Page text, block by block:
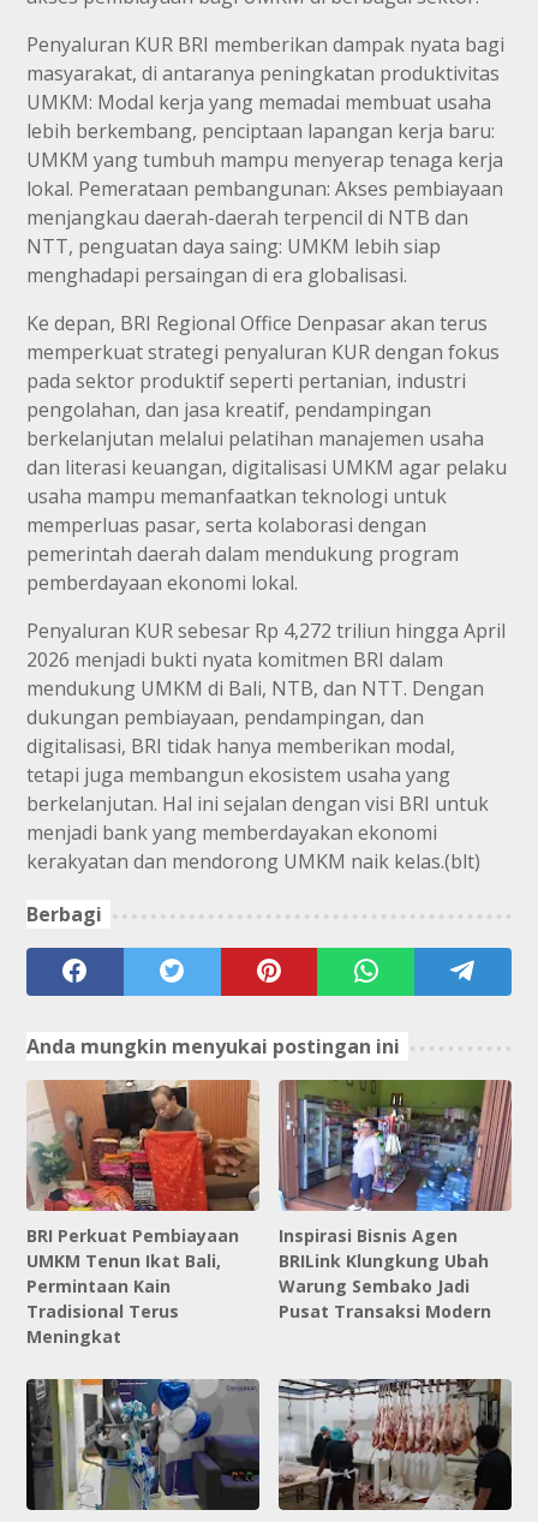
Penyaluran KUR BRI memberikan dampak nyata bagi
masyarakat, di antaranya peningkatan produktivitas
UMKM: Modal kerja yang memadai membuat usaha
lebih berkembang, penciptaan lapangan kerja baru:
UMKM yang tumbuh mampu menyerap tenaga kerja
lokal. Pemerataan pembangunan: Akses pembiayaan
menjangkau daerah-daerah terpencil di NTB dan
NTT, penguatan daya saing: UMKM lebih siap
menghadapi persaingan di era globalisasi.
Ke depan, BRI Regional Office Denpasar akan terus
memperkuat strategi penyaluran KUR dengan fokus
pada sektor produktif seperti pertanian, industri
pengolahan, dan jasa kreatif, pendampingan
berkelanjutan melalui pelatihan manajemen usaha
dan literasi keuangan, digitalisasi UMKM agar pelaku
usaha mampu memanfaatkan teknologi untuk
memperluas pasar, serta kolaborasi dengan
pemerintah daerah dalam mendukung program
pemberdayaan ekonomi lokal.
Penyaluran KUR sebesar Rp 4,272 triliun hingga April
2026 menjadi bukti nyata komitmen BRI dalam
mendukung UMKM di Bali, NTB, dan NTT. Dengan
dukungan pembiayaan, pendampingan, dan
digitalisasi, BRI tidak hanya memberikan modal,
tetapi juga membangun ekosistem usaha yang
berkelanjutan. Hal ini sejalan dengan visi BRI untuk
menjadi bank yang memberdayakan ekonomi
kerakyatan dan mendorong UMKM naik kelas.(blt)
Berbagi
Anda mungkin menyukai postingan ini
BRI Perkuat Pembiayaan
UMKM Tenun Ikat Bali,
Permintaan Kain
Tradisional Terus
Meningkat
Inspirasi Bisnis Agen
BRILink Klungkung Ubah
Warung Sembako Jadi
Pusat Transaksi Modern